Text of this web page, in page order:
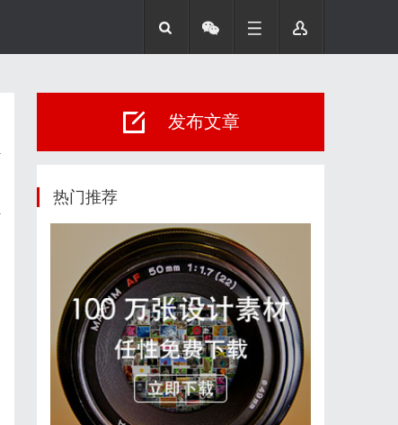
发布文章
热门推荐